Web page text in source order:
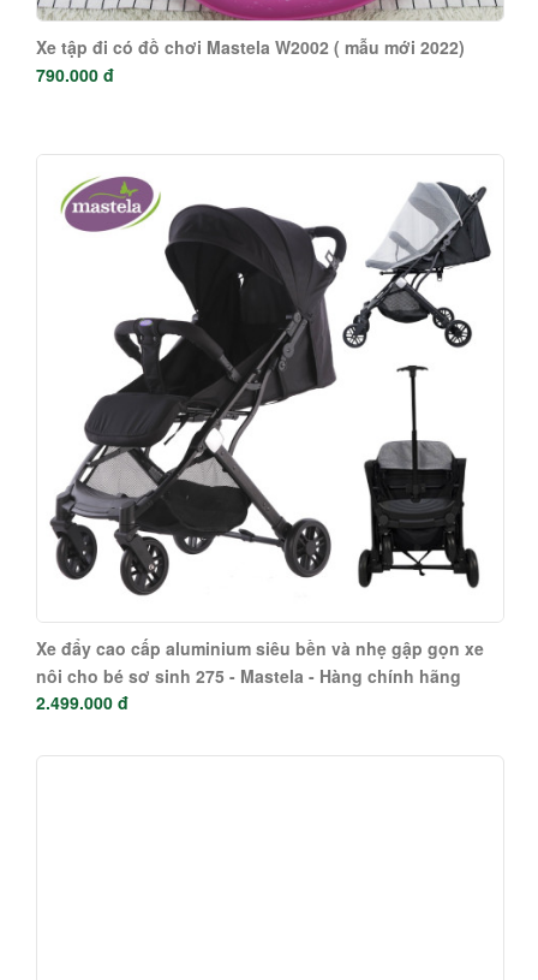
Xe tập đi có đồ chơi Mastela W2002 ( mẫu mới 2022)
790.000 đ
Xe đẩy cao cấp aluminium siêu bền và nhẹ gập gọn xe
nôi cho bé sơ sinh 275 - Mastela - Hàng chính hãng
2.499.000 đ